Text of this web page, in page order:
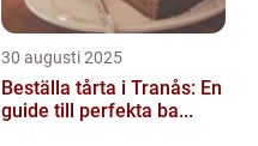
30 augusti 2025
Beställa tårta i Tranås: En
guide till perfekta ba...